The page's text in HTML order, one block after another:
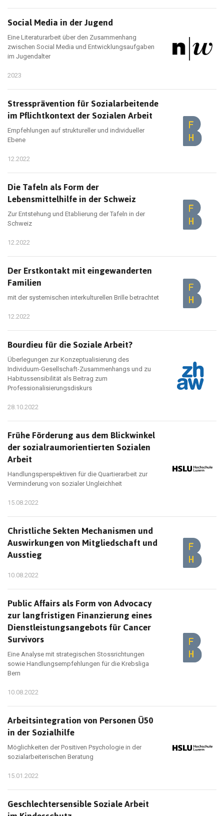
Social Media in der Jugend
Eine Literaturarbeit über den Zusammenhang
zwischen Social Media und Entwicklungsaufgaben
im Jugendalter
2023
Stressprävention für Sozialarbeitende
im Pflichtkontext der Sozialen Arbeit
Empfehlungen auf struktureller und individueller
Ebene
12.2022
Die Tafeln als Form der
Lebensmittelhilfe in der Schweiz
Zur Entstehung und Etablierung der Tafeln in der
Schweiz
12.2022
Der Erstkontakt mit eingewanderten
Familien
mit der systemischen interkulturellen Brille betrachtet
12.2022
Bourdieu für die Soziale Arbeit?
Überlegungen zur Konzeptualisierung des
Individuum-Gesellschaft-Zusammenhangs und zu
Habitussensibilität als Beitrag zum
Professionalisierungsdiskurs
28.10.2022
Frühe Förderung aus dem Blickwinkel
der sozialraumorientierten Sozialen
Arbeit
Handlungsperspektiven für die Quartierarbeit zur
Verminderung von sozialer Ungleichheit
15.08.2022
Christliche Sekten Mechanismen und
Auswirkungen von Mitgliedschaft und
Ausstieg
10.08.2022
Public Affairs als Form von Advocacy
zur langfristigen Finanzierung eines
Dienstleistungsangebots für Cancer
Survivors
Eine Analyse mit strategischen Stossrichtungen
sowie Handlungsempfehlungen für die Krebsliga
Bern
10.08.2022
Arbeitsintegration von Personen Ü50
in der Sozialhilfe
Möglichkeiten der Positiven Psychologie in der
sozialarbeiterischen Beratung
15.01.2022
Geschlechtersensible Soziale Arbeit